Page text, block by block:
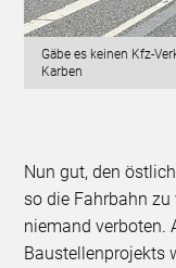
Gäbe es keinen Kfz-
Karben
Nun gut, den
so die Fahrbahn
niemand verboten.
Baustellenprojekts